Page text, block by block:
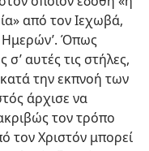
από τον Ιεχωβά,
Ημερών’. Όπως
αυτές τις στήλες,
την εκπνοή των
άρχισε να
τον τρόπο
τον Χριστόν μπορεί